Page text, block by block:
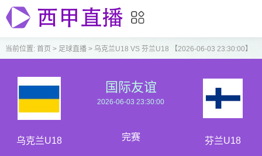
当前位置: 首页 > 足球直播> 乌克兰U18 VS 芬兰U18 【2026-06-03 23:30:00】
乌克兰U18
国际友谊
2026-06-03 23:30:00
完赛 芬兰U18